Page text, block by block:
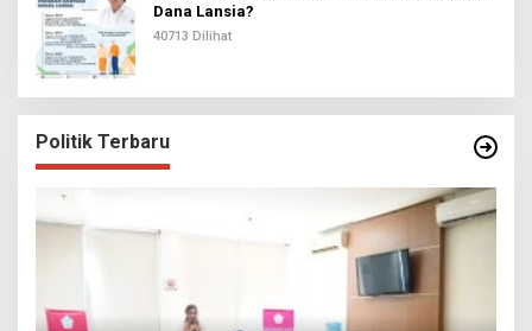
Dana Lansia?
40713 Dilihat
Politik Terbaru